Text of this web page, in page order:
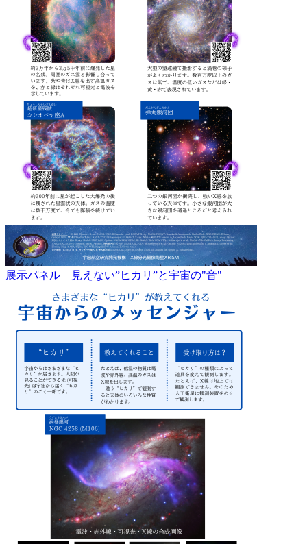
展示パネル 見えない”ヒカリ”と宇宙の"音"